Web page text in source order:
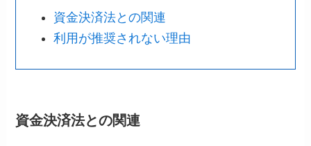
資金決済法との関連
利用が推奨されない理由
資金決済法との関連